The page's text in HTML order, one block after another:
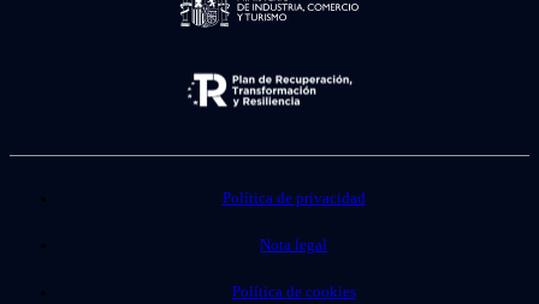
Política de privacidad
Nota legal
Política de cookies